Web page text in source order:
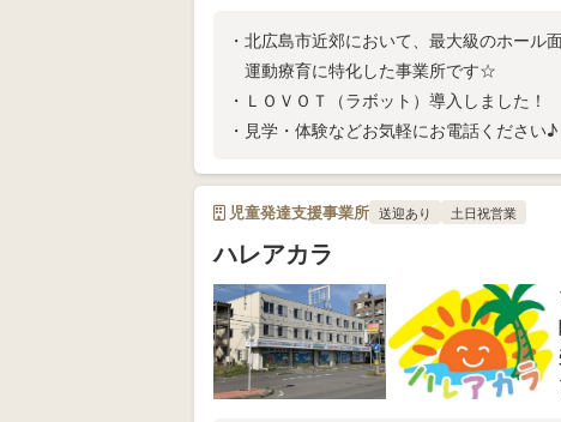
・北広島市近郊において、最大級のホール
運動療育に特化した事業所です☆
・ＬＯＶＯＴ（ラボット）導入しました！
・見学・体験などお気軽にお電話ください♪
児童発達支援事業所 送迎あり 土日祝営業
ハレアカラ